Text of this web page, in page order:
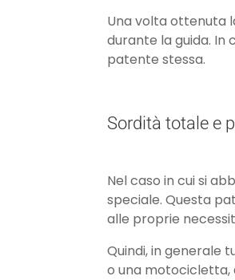
Una volta ottenuta
durante la guida.
patente stessa.
Sordità totale e
Nel caso in cui si
speciale. Questa
alle proprie
Quindi, in generale
o una motocicletta,